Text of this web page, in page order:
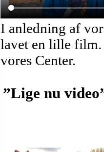
I anledning af
lavet en lille film.
vores Center.
”Lige nu